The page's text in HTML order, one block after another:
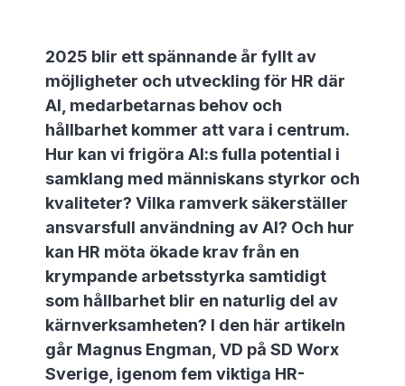
2025 blir ett spännande år fyllt av
möjligheter och utveckling för HR där
AI, medarbetarnas behov och
hållbarhet kommer att vara i centrum.
Hur kan vi frigöra AI:s fulla potential i
samklang med människans styrkor och
kvaliteter? Vilka ramverk säkerställer
ansvarsfull användning av AI? Och hur
kan HR möta ökade krav från en
krympande arbetsstyrka samtidigt
som hållbarhet blir en naturlig del av
kärnverksamheten? I den här artikeln
går Magnus Engman, VD på SD Worx
Sverige, igenom fem viktiga HR-